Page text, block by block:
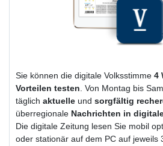
Sie können die digitale Volksstimme 4
Vorteilen testen . Von Montag bis
täglich aktuelle und sorgfältig
überregionale Nachrichten in
Die digitale Zeitung lesen Sie mobil
oder stationär auf dem PC auf jeweils